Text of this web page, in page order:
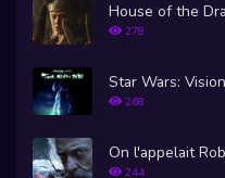
House of the
278
268
On l'appelait
244